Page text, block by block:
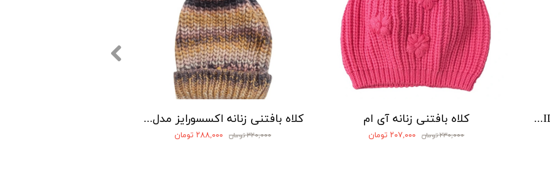
کلاه بافتنی زنانه اکسسورایز مدل منگوله دار
۳۲۰,۰۰۰ تومان ۲۸۸,۰۰۰ تومان
کلاه بافتنی زنانه آی ام
۲۳۰,۰۰۰ تومان ۲۰۷,۰۰۰ تومان
کلاه بافتنی بچه‌گانه آی ام (I am KIDS) - طرح گربه مشکی